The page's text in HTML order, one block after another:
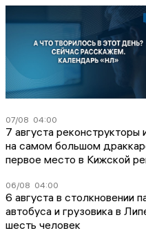
07/08 04:00
7 августа реконструкторы
на самом большом
первое место в Кижской
06/08 04:00
6 августа в столкновении
автобуса и грузовика в
шесть человек